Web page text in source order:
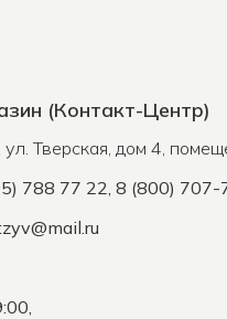
(Контакт-Центр)
ул. Тверская, дом 4,
788 77 22, 8 (800) 707-